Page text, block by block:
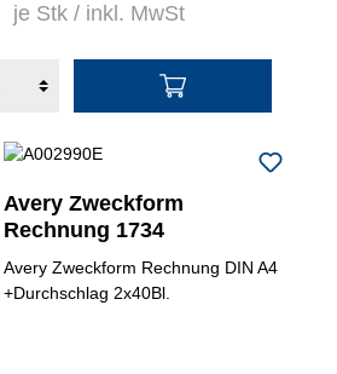
je Stk / inkl. MwSt
Avery Zweckform
Rechnung 1734
Avery Zweckform Rechnung DIN A4
+Durchschlag 2x40Bl.